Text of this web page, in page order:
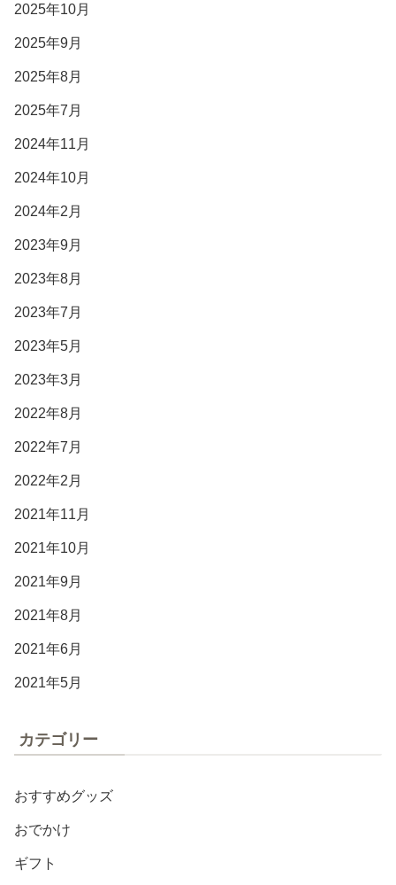
2025年10月
2025年9月
2025年8月
2025年7月
2024年11月
2024年10月
2024年2月
2023年9月
2023年8月
2023年7月
2023年5月
2023年3月
2022年8月
2022年7月
2022年2月
2021年11月
2021年10月
2021年9月
2021年8月
2021年6月
2021年5月
カテゴリー
おすすめグッズ
おでかけ
ギフト